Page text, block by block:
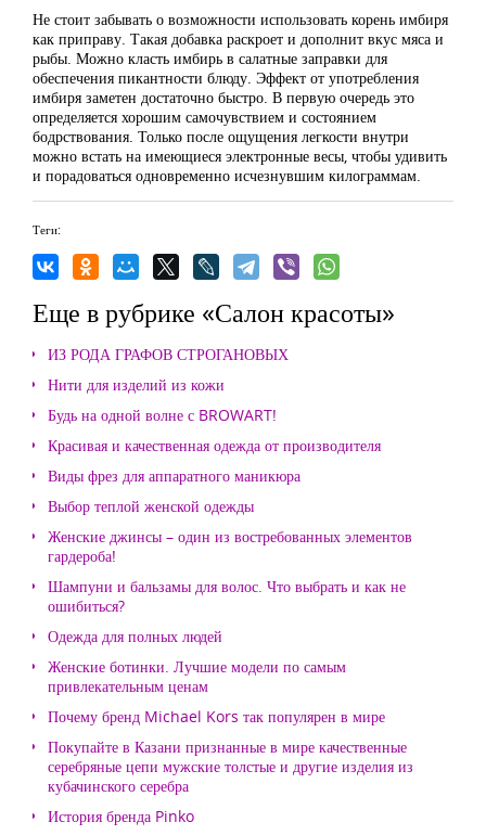
Не стоит забывать о возможности использовать корень имбиря
как приправу. Такая добавка раскроет и дополнит вкус мяса и
рыбы. Можно класть имбирь в салатные заправки для
обеспечения пикантности блюду. Эффект от употребления
имбиря заметен достаточно быстро. В первую очередь это
определяется хорошим самочувствием и состоянием
бодрствования. Только после ощущения легкости внутри
можно встать на имеющиеся электронные весы, чтобы удивить
и порадоваться одновременно исчезнувшим килограммам.
Теги:
Еще в рубрике «Салон красоты»
ИЗ РОДА ГРАФОВ СТРОГАНОВЫХ
Нити для изделий из кожи
Будь на одной волне с BROWART!
Красивая и качественная одежда от производителя
Виды фрез для аппаратного маникюра
Выбор теплой женской одежды
Женские джинсы – один из востребованных элементов
гардероба!
Шампуни и бальзамы для волос. Что выбрать и как не
ошибиться?
Одежда для полных людей
Женские ботинки. Лучшие модели по самым
привлекательным ценам
Почему бренд Michael Kors так популярен в мире
Покупайте в Казани признанные в мире качественные
серебряные цепи мужские толстые и другие изделия из
кубачинского серебра
История бренда Pinko